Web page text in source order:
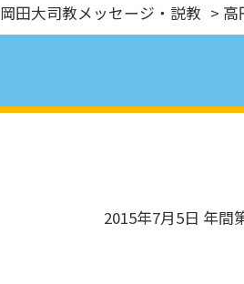
岡田大司教メッセージ・説教 >
2015年7月5日 年間